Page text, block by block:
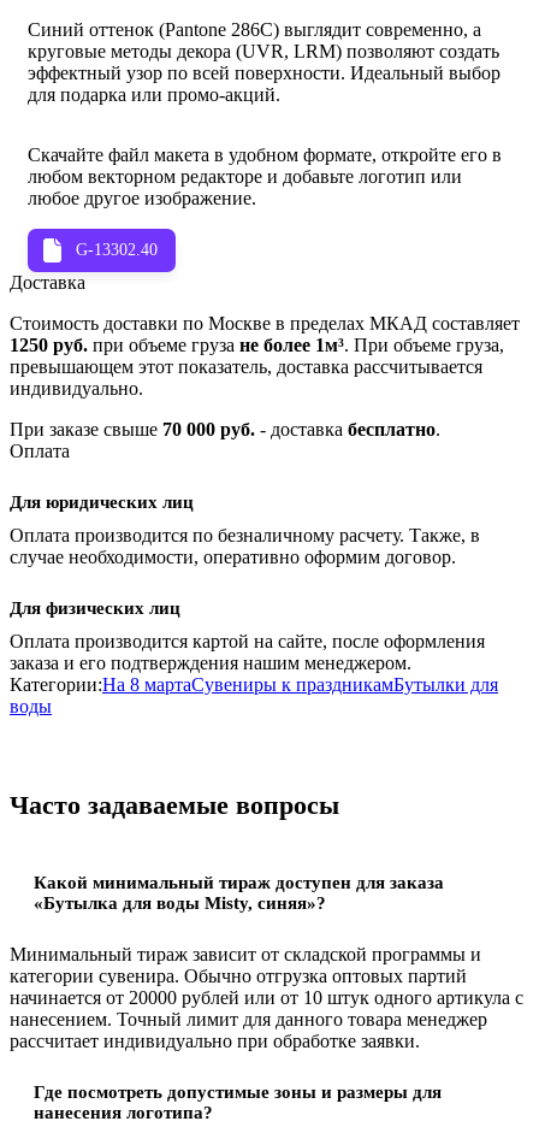
Синий оттенок (Pantone 286C) выглядит современно, а
круговые методы декора (UVR, LRM) позволяют создать
эффектный узор по всей поверхности. Идеальный выбор
для подарка или промо-акций.
Скачайте файл макета в удобном формате, откройте его в
любом векторном редакторе и добавьте логотип или
любое другое изображение.
G-13302.40
Доставка
Стоимость доставки по Москве в пределах МКАД составляет
1250 руб. при объеме груза не более 1м³. При объеме груза,
превышающем этот показатель, доставка рассчитывается
индивидуально.
При заказе свыше 70 000 руб. - доставка бесплатно.
Оплата
Для юридических лиц
Оплата производится по безналичному расчету. Также, в
случае необходимости, оперативно оформим договор.
Для физических лиц
Оплата производится картой на сайте, после оформления
заказа и его подтверждения нашим менеджером.
Категории:На 8 мартаСувениры к праздникамБутылки для
воды
Часто задаваемые вопросы
Какой минимальный тираж доступен для заказа
«Бутылка для воды Misty, синяя»?
Минимальный тираж зависит от складской программы и
категории сувенира. Обычно отгрузка оптовых партий
начинается от 20000 рублей или от 10 штук одного артикула с
нанесением. Точный лимит для данного товара менеджер
рассчитает индивидуально при обработке заявки.
Где посмотреть допустимые зоны и размеры для
нанесения логотипа?